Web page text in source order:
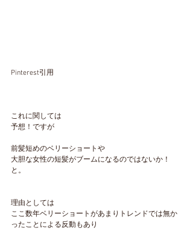
Pinterest引用
これに関しては
予想！ですが
前髪短めのベリーショートや
大胆な女性の短髪がブームになるのではないか！
と。
理由としては
ここ数年ベリーショートがあまりトレンドでは無か
ったことによる反動もあり